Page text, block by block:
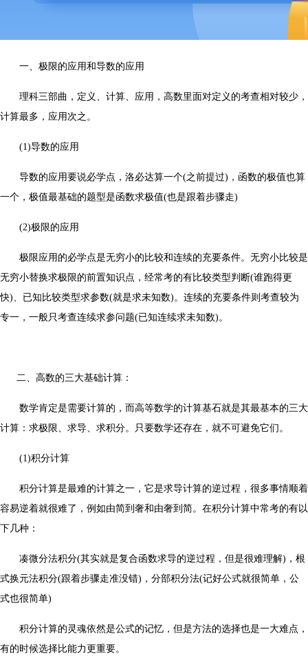
一、极限的应用和导数的应用
理科三部曲，定义、计算、应用，高数里面对定义的考查相对较少，
计算最多，应用次之。
(1)导数的应用
导数的应用要说必学点，洛必达算一个(之前提过)，函数的极值也算
一个，极值最基础的题型是函数求极值(也是跟着步骤走)
(2)极限的应用
极限应用的必学点是无穷小的比较和连续的充要条件。无穷小比较是
无穷小替换求极限的前置知识点，经常考的有比较类型判断(谁跑得更
快)、已知比较类型求参数(就是求未知数)。连续的充要条件则考查较为
专一，一般只考查连续求参问题(已知连续求未知数)。
二、高数的三大基础计算：
数学肯定是需要计算的，而高等数学的计算基石就是其最基本的三大
计算：求极限、求导、求积分。只要数学还存在，就不可避免它们。
(1)积分计算
积分计算是最难的计算之一，它是求导计算的逆过程，很多事情顺着
容易逆着就很难了，例如由简到奢和由奢到简。在积分计算中常考的有以
下几种：
凑微分法积分(其实就是复合函数求导的逆过程，但是很难理解)，根
式换元法积分(跟着步骤走准没错)，分部积分法(记好公式就很简单，公
式也很简单)
积分计算的灵魂依然是公式的记忆，但是方法的选择也是一大难点，
有的时候选择比能力更重要。